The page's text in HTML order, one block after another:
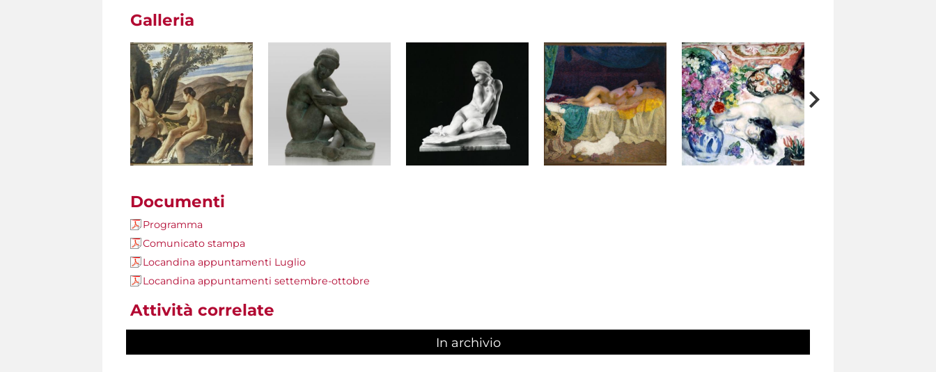
Galleria
Documenti
Programma
Comunicato stampa
Locandina appuntamenti Luglio
Locandina appuntamenti settembre-ottobre
Attività correlate
In archivio